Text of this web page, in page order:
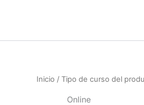
Inicio / Tipo de curso del
Online